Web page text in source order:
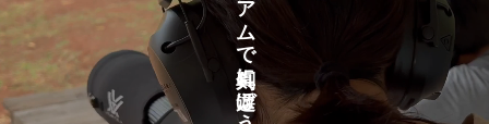
グアムで真剣に遊ぼう